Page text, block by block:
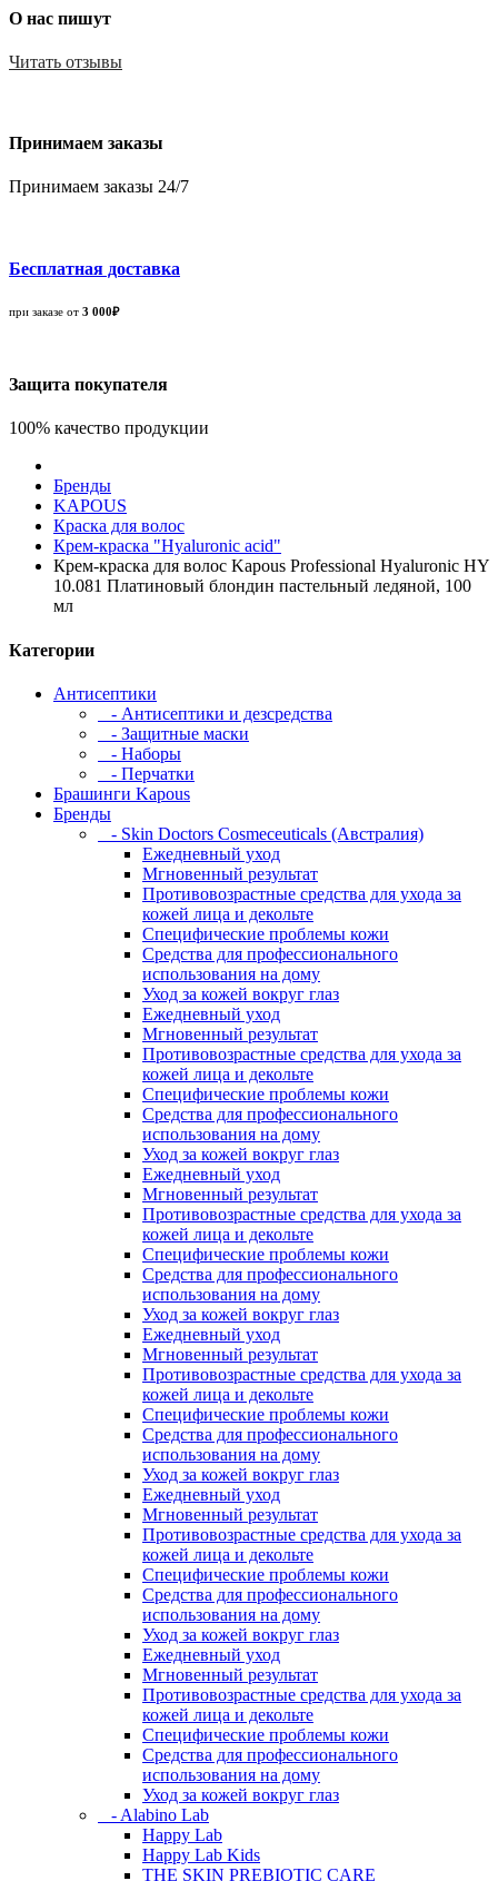
О нас пишут
Читать отзывы
Принимаем заказы
Принимаем заказы 24/7
Бесплатная доставка
при заказе от 3 000₽
Защита покупателя
100% качество продукции
Бренды
KAPOUS
Краска для волос
Крем-краска "Hyaluronic acid"
Крем-краска для волос Kapous Professional Hyaluronic HY
10.081 Платиновый блондин пастельный ледяной, 100
мл
Категории
Антисептики
- Антисептики и дезсредства
- Защитные маски
- Наборы
- Перчатки
Брашинги Kapous
Бренды
- Skin Doctors Cosmeceuticals (Австралия)
Ежедневный уход
Мгновенный результат
Противовозрастные средства для ухода за
кожей лица и декольте
Специфические проблемы кожи
Средства для профессионального
использования на дому
Уход за кожей вокруг глаз
Ежедневный уход
Мгновенный результат
Противовозрастные средства для ухода за
кожей лица и декольте
Специфические проблемы кожи
Средства для профессионального
использования на дому
Уход за кожей вокруг глаз
Ежедневный уход
Мгновенный результат
Противовозрастные средства для ухода за
кожей лица и декольте
Специфические проблемы кожи
Средства для профессионального
использования на дому
Уход за кожей вокруг глаз
Ежедневный уход
Мгновенный результат
Противовозрастные средства для ухода за
кожей лица и декольте
Специфические проблемы кожи
Средства для профессионального
использования на дому
Уход за кожей вокруг глаз
Ежедневный уход
Мгновенный результат
Противовозрастные средства для ухода за
кожей лица и декольте
Специфические проблемы кожи
Средства для профессионального
использования на дому
Уход за кожей вокруг глаз
Ежедневный уход
Мгновенный результат
Противовозрастные средства для ухода за
кожей лица и декольте
Специфические проблемы кожи
Средства для профессионального
использования на дому
Уход за кожей вокруг глаз
- Alabino Lab
Happy Lab
Happy Lab Kids
THE SKIN PREBIOTIC CARE